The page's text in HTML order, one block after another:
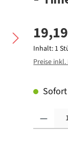
Inhalt: 1
Preise